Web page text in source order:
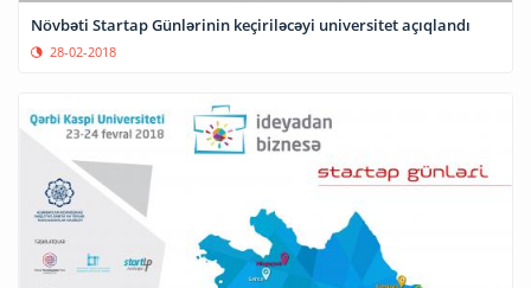
Növbəti Startap Günlərinin keçiriləcəyi universitet açıqlandı
28-02-2018